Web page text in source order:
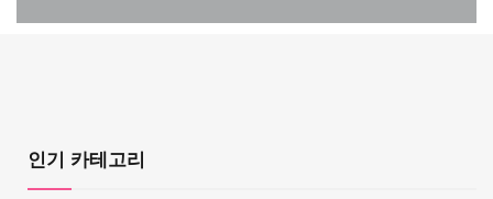
인기 카테고리